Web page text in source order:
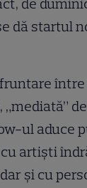
de
dă startul
ul aduce
artiști
şi cu